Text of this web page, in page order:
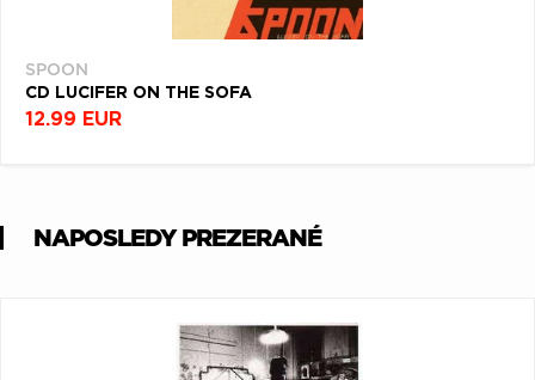
SPOON
CD LUCIFER ON THE SOFA
12.99 EUR
NAPOSLEDY PREZERANÉ